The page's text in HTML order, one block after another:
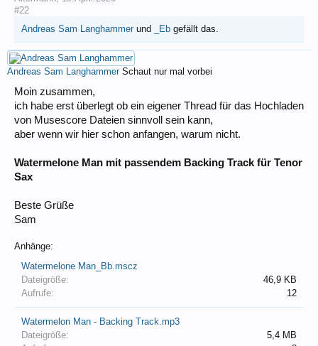
#22
Andreas Sam Langhammer und _Eb gefällt das.
Andreas Sam Langhammer Schaut nur mal vorbei
Moin zusammen,
ich habe erst überlegt ob ein eigener Thread für das Hochladen
von Musescore Dateien sinnvoll sein kann,
aber wenn wir hier schon anfangen, warum nicht.
Watermelone Man mit passendem Backing Track für Tenor
Sax
Beste Grüße
Sam
Anhänge:
Watermelone Man_Bb.mscz
Dateigröße:
46,9 KB
Aufrufe:
12
Watermelon Man - Backing Track.mp3
Dateigröße:
5,4 MB